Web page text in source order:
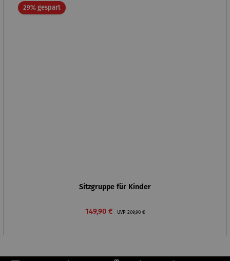
29% gespartRabatt
Sitzgruppe für Kinder
Verkaufspreis:
149,90 € UVP Regulärer Preis:
209,90 €